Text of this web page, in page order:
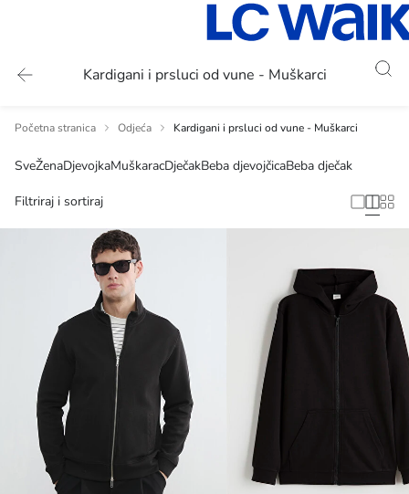
Kardigani i prsluci od vune - Muškarci
Početna stranica Odjeća Kardigani i prsluci od vune - Muškarci
SveŽenaDjevojkaMuškaracDječakBeba djevojčicaBeba dječak
Filtriraj i sortiraj